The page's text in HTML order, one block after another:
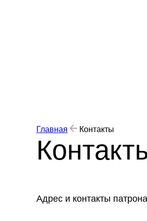
Главная Контакты
Адрес и контакты